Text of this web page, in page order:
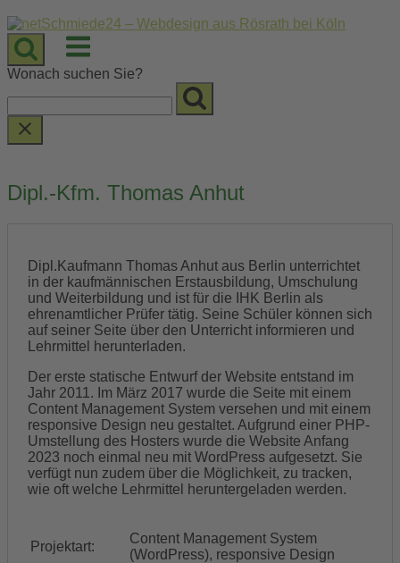
Skip
to
content
Menu
Wonach suchen Sie?
Dipl.-Kfm. Thomas Anhut
Dipl.Kaufmann Thomas Anhut aus Berlin unterrichtet
in der kaufmännischen Erstausbildung, Umschulung
und Weiterbildung und ist für die IHK Berlin als
ehrenamtlicher Prüfer tätig. Seine Schüler können sich
auf seiner Seite über den Unterricht informieren und
Lehrmittel herunterladen.
Der erste statische Entwurf der Website entstand im
Jahr 2011. Im März 2017 wurde die Seite mit einem
Content Management System versehen und mit einem
responsive Design neu gestaltet. Aufgrund einer PHP-
Umstellung des Hosters wurde die Website Anfang
2023 noch einmal neu mit WordPress aufgesetzt. Sie
verfügt nun zudem über die Möglichkeit, zu tracken,
wie oft welche Lehrmittel heruntergeladen werden.
Projektart:
Content Management System
(WordPress), responsive Design